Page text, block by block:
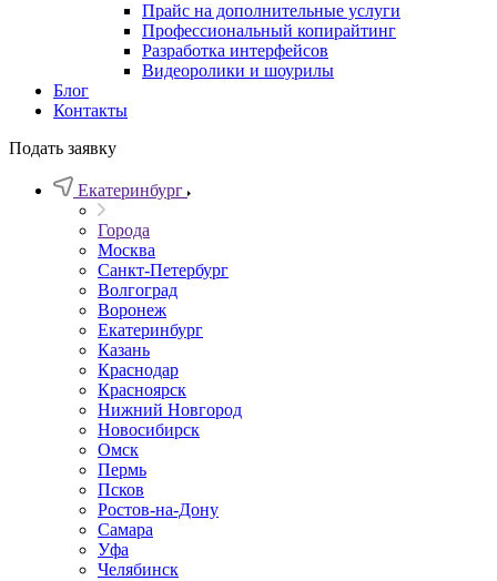
Прайс на дополнительные услуги
Профессиональный копирайтинг
Разработка интерфейсов
Видеоролики и шоурилы
Блог
Контакты
Подать заявку
Екатеринбург
Города
Москва
Санкт-Петербург
Волгоград
Воронеж
Екатеринбург
Казань
Краснодар
Красноярск
Нижний Новгород
Новосибирск
Омск
Пермь
Псков
Ростов-на-Дону
Самара
Уфа
Челябинск